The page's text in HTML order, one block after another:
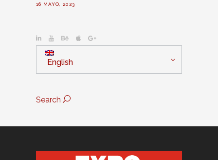
16 MAYO, 2023
English
Search